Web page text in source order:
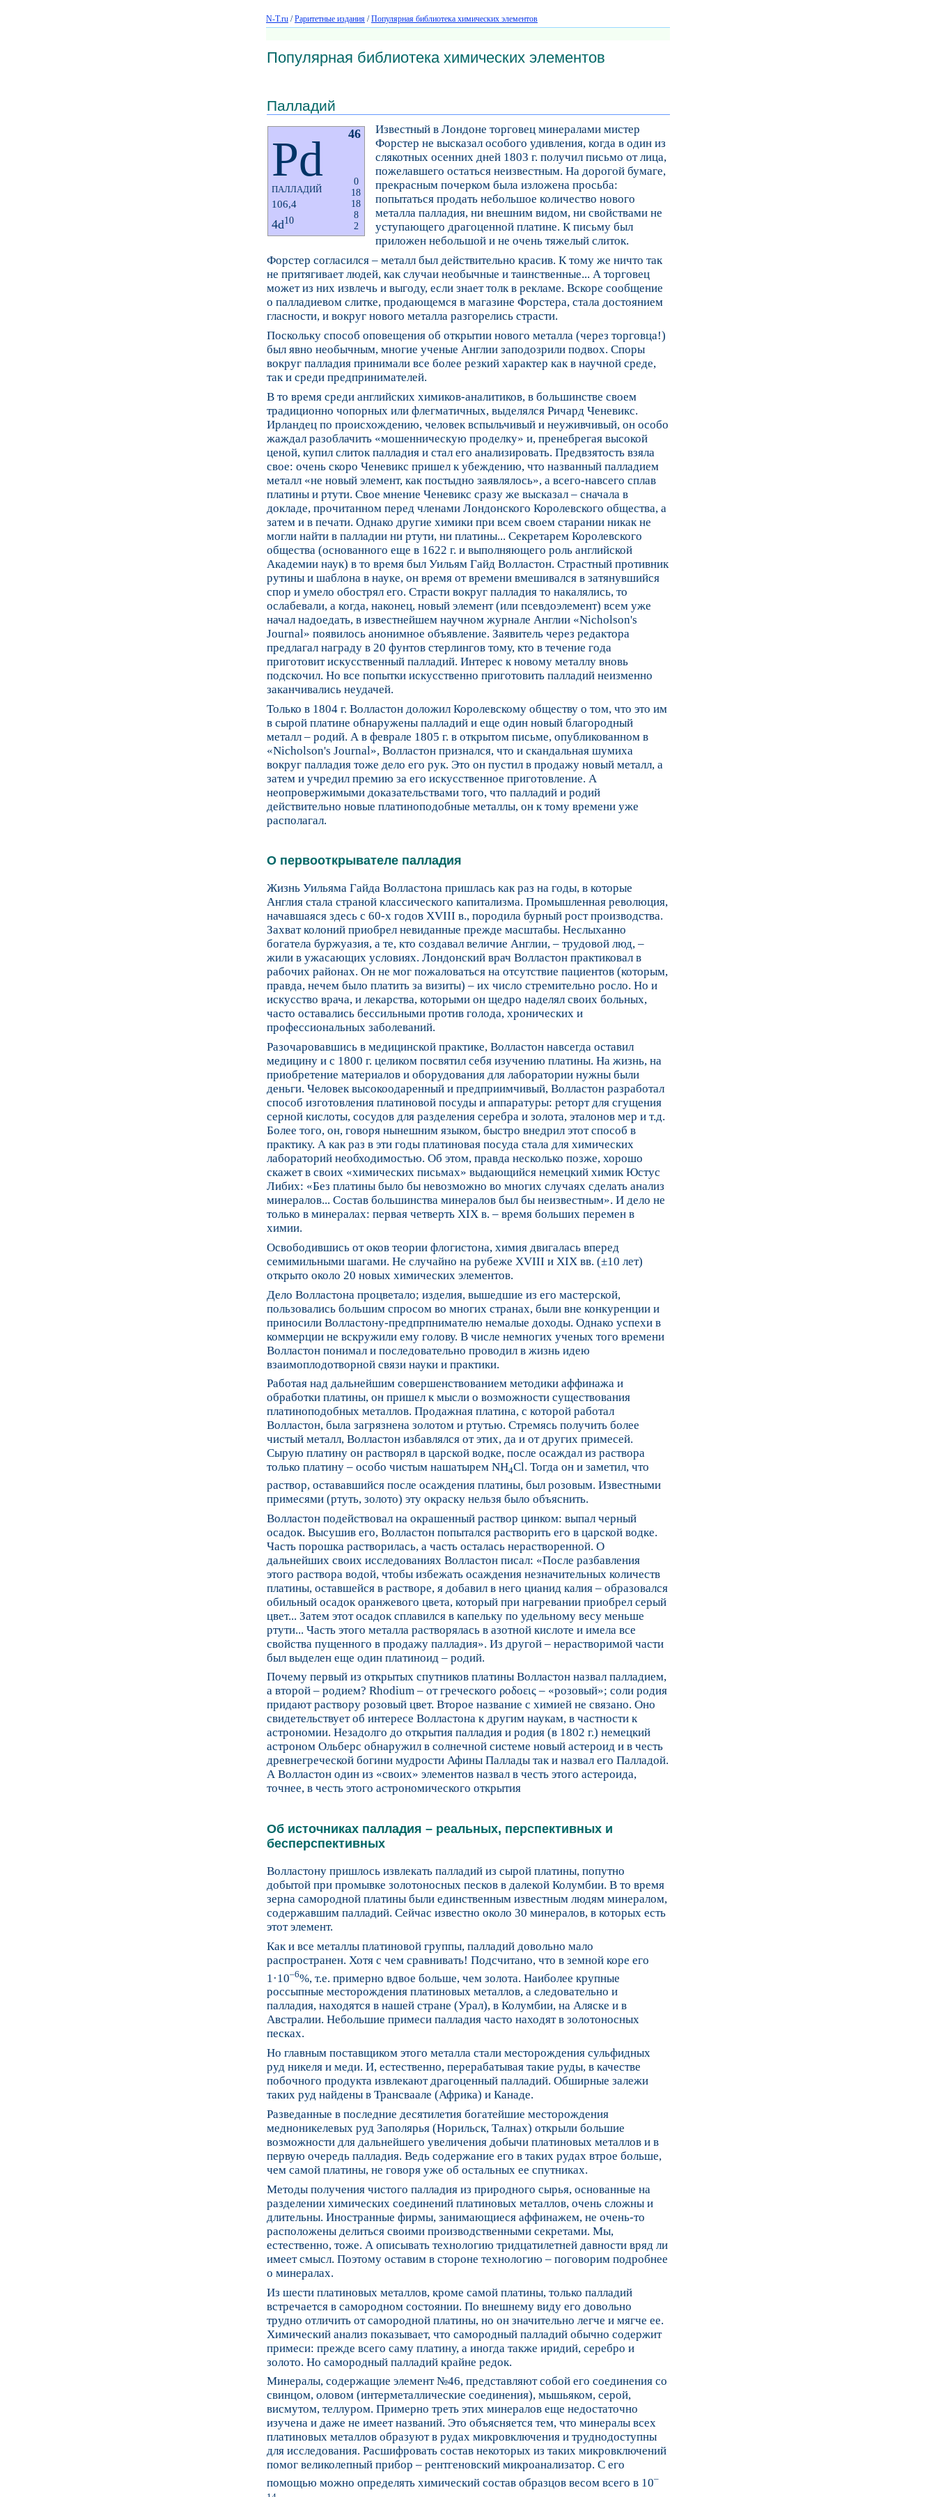
N-T.ru /Раритетные издания /Популярная библиотека химических элементов
Популярная библиотека химических элементов
Палладий
46
Pd
0
18
18
8
2
ПАЛЛАДИЙ
106,4
4d10
Известный в Лондоне торговец минералами мистер
Форстер не высказал особого удивления, когда в один из
слякотных осенних дней 1803 г. получил письмо от лица,
пожелавшего остаться неизвестным. На дорогой бумаге,
прекрасным почерком была изложена просьба:
попытаться продать небольшое количество нового
металла палладия, ни внешним видом, ни свойствами не
уступающего драгоценной платине. К письму был
приложен небольшой и не очень тяжелый слиток.
Форстер согласился – металл был действительно красив. К тому же ничто так
не притягивает людей, как случаи необычные и таинственные... А торговец
может из них извлечь и выгоду, если знает толк в рекламе. Вскоре сообщение
о палладиевом слитке, продающемся в магазине Форстера, стала достоянием
гласности, и вокруг нового металла разгорелись страсти.
Поскольку способ оповещения об открытии нового металла (через торговца!)
был явно необычным, многие ученые Англии заподозрили подвох. Споры
вокруг палладия принимали все более резкий характер как в научной среде,
так и среди предпринимателей.
В то время среди английских химиков-аналитиков, в большинстве своем
традиционно чопорных или флегматичных, выделялся Ричард Ченевикс.
Ирландец по происхождению, человек вспыльчивый и неуживчивый, он особо
жаждал разоблачить «мошенническую проделку» и, пренебрегая высокой
ценой, купил слиток палладия и стал его анализировать. Предвзятость взяла
свое: очень скоро Ченевикс пришел к убеждению, что названный палладием
металл «не новый элемент, как постыдно заявлялось», а всего-навсего сплав
платины и ртути. Свое мнение Ченевикс сразу же высказал – сначала в
докладе, прочитанном перед членами Лондонского Королевского общества, а
затем и в печати. Однако другие химики при всем своем старании никак не
могли найти в палладии ни ртути, ни платины... Секретарем Королевского
общества (основанного еще в 1622 г. и выполняющего роль английской
Академии наук) в то время был Уильям Гайд Волластон. Страстный противник
рутины и шаблона в науке, он время от времени вмешивался в затянувшийся
спор и умело обострял его. Страсти вокруг палладия то накалялись, то
ослабевали, а когда, наконец, новый элемент (или псевдоэлемент) всем уже
начал надоедать, в известнейшем научном журнале Англии «Nicholson's
Journal» появилось анонимное объявление. Заявитель через редактора
предлагал награду в 20 фунтов стерлингов тому, кто в течение года
приготовит искусственный палладий. Интерес к новому металлу вновь
подскочил. Но все попытки искусственно приготовить палладий неизменно
заканчивались неудачей.
Только в 1804 г. Волластон доложил Королевскому обществу о том, что это им
в сырой платине обнаружены палладий и еще один новый благородный
металл – родий. А в феврале 1805 г. в открытом письме, опубликованном в
«Nicholson's Journal», Волластон признался, что и скандальная шумиха
вокруг палладия тоже дело его рук. Это он пустил в продажу новый металл, а
затем и учредил премию за его искусственное приготовление. А
неопровержимыми доказательствами того, что палладий и родий
действительно новые платиноподобные металлы, он к тому времени уже
располагал.
О первооткрывателе палладия
Жизнь Уильяма Гайда Волластона пришлась как раз на годы, в которые
Англия стала страной классического капитализма. Промышленная революция,
начавшаяся здесь с 60-х годов XVIII в., породила бурный рост производства.
Захват колоний приобрел невиданные прежде масштабы. Неслыханно
богатела буржуазия, а те, кто создавал величие Англии, – трудовой люд, –
жили в ужасающих условиях. Лондонский врач Волластон практиковал в
рабочих районах. Он не мог пожаловаться на отсутствие пациентов (которым,
правда, нечем было платить за визиты) – их число стремительно росло. Но и
искусство врача, и лекарства, которыми он щедро наделял своих больных,
часто оставались бессильными против голода, хронических и
профессиональных заболеваний.
Разочаровавшись в медицинской практике, Волластон навсегда оставил
медицину и с 1800 г. целиком посвятил себя изучению платины. На жизнь, на
приобретение материалов и оборудования для лаборатории нужны были
деньги. Человек высокоодаренный и предприимчивый, Волластон разработал
способ изготовления платиновой посуды и аппаратуры: реторт для сгущения
серной кислоты, сосудов для разделения серебра и золота, эталонов мер и т.д.
Более того, он, говоря нынешним языком, быстро внедрил этот способ в
практику. А как раз в эти годы платиновая посуда стала для химических
лабораторий необходимостью. Об этом, правда несколько позже, хорошо
скажет в своих «химических письмах» выдающийся немецкий химик Юстус
Либих: «Без платины было бы невозможно во многих случаях сделать анализ
минералов... Состав большинства минералов был бы неизвестным». И дело не
только в минералах: первая четверть XIX в. – время больших перемен в
химии.
Освободившись от оков теории флогистона, химия двигалась вперед
семимильными шагами. Не случайно на рубеже XVIII и XIX вв. (±10 лет)
открыто около 20 новых химических элементов.
Дело Волластона процветало; изделия, вышедшие из его мастерской,
пользовались большим спросом во многих странах, были вне конкуренции и
приносили Волластону-предпрпнимателю немалые доходы. Однако успехи в
коммерции не вскружили ему голову. В числе немногих ученых того времени
Волластон понимал и последовательно проводил в жизнь идею
взаимоплодотворной связи науки и практики.
Работая над дальнейшим совершенствованием методики аффинажа и
обработки платины, он пришел к мысли о возможности существования
платиноподобных металлов. Продажная платина, с которой работал
Волластон, была загрязнена золотом и ртутью. Стремясь получить более
чистый металл, Волластон избавлялся от этих, да и от других примесей.
Сырую платину он растворял в царской водке, после осаждал из раствора
только платину – особо чистым нашатырем NH4Cl. Тогда он и заметил, что
раствор, остававшийся после осаждения платины, был розовым. Известными
примесями (ртуть, золото) эту окраску нельзя было объяснить.
Волластон подействовал на окрашенный раствор цинком: выпал черный
осадок. Высушив его, Волластон попытался растворить его в царской водке.
Часть порошка растворилась, а часть осталась нерастворенной. О
дальнейших своих исследованиях Волластон писал: «После разбавления
этого раствора водой, чтобы избежать осаждения незначительных количеств
платины, оставшейся в растворе, я добавил в него цианид калия – образовался
обильный осадок оранжевого цвета, который при нагревании приобрел серый
цвет... Затем этот осадок сплавился в капельку по удельному весу меньше
ртути... Часть этого металла растворялась в азотной кислоте и имела все
свойства пущенного в продажу палладия». Из другой – нерастворимой части
был выделен еще один платиноид – родий.
Почему первый из открытых спутников платины Волластон назвал палладием,
а второй – родием? Rhodium – от греческого ροδοεις – «розовый»; соли родия
придают раствору розовый цвет. Второе название с химией не связано. Оно
свидетельствует об интересе Волластона к другим наукам, в частности к
астрономии. Незадолго до открытия палладия и родия (в 1802 г.) немецкий
астроном Ольберс обнаружил в солнечной системе новый астероид и в честь
древнегреческой богини мудрости Афины Паллады так и назвал его Палладой.
А Волластон один из «своих» элементов назвал в честь этого астероида,
точнее, в честь этого астрономического открытия
Об источниках палладия – реальных, перспективных и
бесперспективных
Волластону пришлось извлекать палладий из сырой платины, попутно
добытой при промывке золотоносных песков в далекой Колумбии. В то время
зерна самородной платины были единственным известным людям минералом,
содержавшим палладий. Сейчас известно около 30 минералов, в которых есть
этот элемент.
Как и все металлы платиновой группы, палладий довольно мало
распространен. Хотя с чем сравнивать! Подсчитано, что в земной коре его
1·10–6%, т.е. примерно вдвое больше, чем золота. Наиболее крупные
россыпные месторождения платиновых металлов, а следовательно и
палладия, находятся в нашей стране (Урал), в Колумбии, на Аляске и в
Австралии. Небольшие примеси палладия часто находят в золотоносных
песках.
Но главным поставщиком этого металла стали месторождения сульфидных
руд никеля и меди. И, естественно, перерабатывая такие руды, в качестве
побочного продукта извлекают драгоценный палладий. Обширные залежи
таких руд найдены в Трансваале (Африка) и Канаде.
Разведанные в последние десятилетия богатейшие месторождения
медноникелевых руд Заполярья (Норильск, Талнах) открыли большие
возможности для дальнейшего увеличения добычи платиновых металлов и в
первую очередь палладия. Ведь содержание его в таких рудах втрое больше,
чем самой платины, не говоря уже об остальных ее спутниках.
Методы получения чистого палладия из природного сырья, основанные на
разделении химических соединений платиновых металлов, очень сложны и
длительны. Иностранные фирмы, занимающиеся аффинажем, не очень-то
расположены делиться своими производственными секретами. Мы,
естественно, тоже. А описывать технологию тридцатилетней давности вряд ли
имеет смысл. Поэтому оставим в стороне технологию – поговорим подробнее
о минералах.
Из шести платиновых металлов, кроме самой платины, только палладий
встречается в самородном состоянии. По внешнему виду его довольно
трудно отличить от самородной платины, но он значительно легче и мягче ее.
Химический анализ показывает, что самородный палладий обычно содержит
примеси: прежде всего саму платину, а иногда также иридий, серебро и
золото. Но самородный палладий крайне редок.
Минералы, содержащие элемент №46, представляют собой его соединения со
свинцом, оловом (интерметаллические соединения), мышьяком, серой,
висмутом, теллуром. Примерно треть этих минералов еще недостаточно
изучена и даже не имеет названий. Это объясняется тем, что минералы всех
платиновых металлов образуют в рудах микровключения и труднодоступны
для исследования. Расшифровать состав некоторых из таких микровключений
помог великолепный прибор – рентгеновский микроанализатор. С его
помощью можно определять химический состав образцов весом всего в 10–